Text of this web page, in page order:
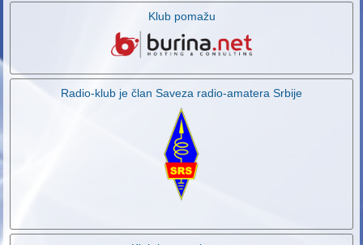
Klub pomažu
Radio-klub je član Saveza radio-amatera Srbije